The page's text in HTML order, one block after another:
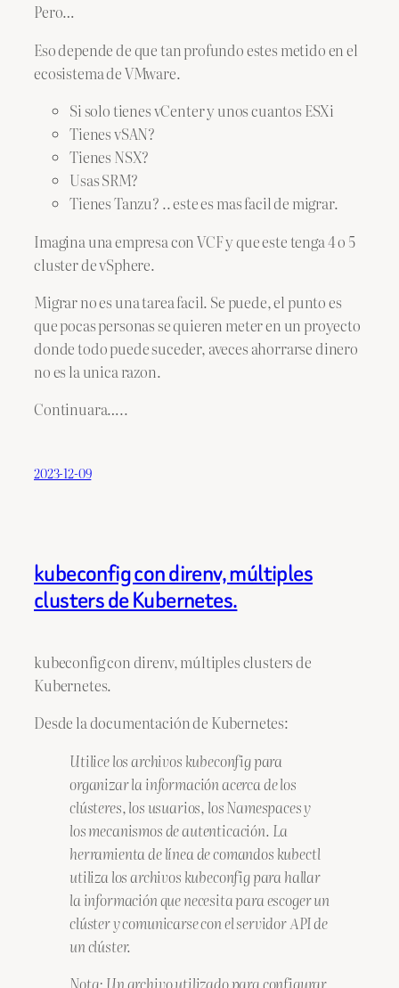
Pero…
Eso depende de que tan profundo estes metido en el
ecosistema de VMware.
Si solo tienes vCenter y unos cuantos ESXi
Tienes vSAN?
Tienes NSX?
Usas SRM?
Tienes Tanzu? .. este es mas facil de migrar.
Imagina una empresa con VCF y que este tenga 4 o 5
cluster de vSphere.
Migrar no es una tarea facil. Se puede, el punto es
que pocas personas se quieren meter en un proyecto
donde todo puede suceder, aveces ahorrarse dinero
no es la unica razon.
Continuara…..
2023-12-09
kubeconfig con direnv, múltiples
clusters de Kubernetes.
kubeconfig con direnv, múltiples clusters de
Kubernetes.
Desde la documentación de Kubernetes:
Utilice los archivos kubeconfig para
organizar la información acerca de los
clústeres, los usuarios, los Namespaces y
los mecanismos de autenticación. La
herramienta de línea de comandos kubectl
utiliza los archivos kubeconfig para hallar
la información que necesita para escoger un
clúster y comunicarse con el servidor API de
un clúster.
Nota: Un archivo utilizado para configurar